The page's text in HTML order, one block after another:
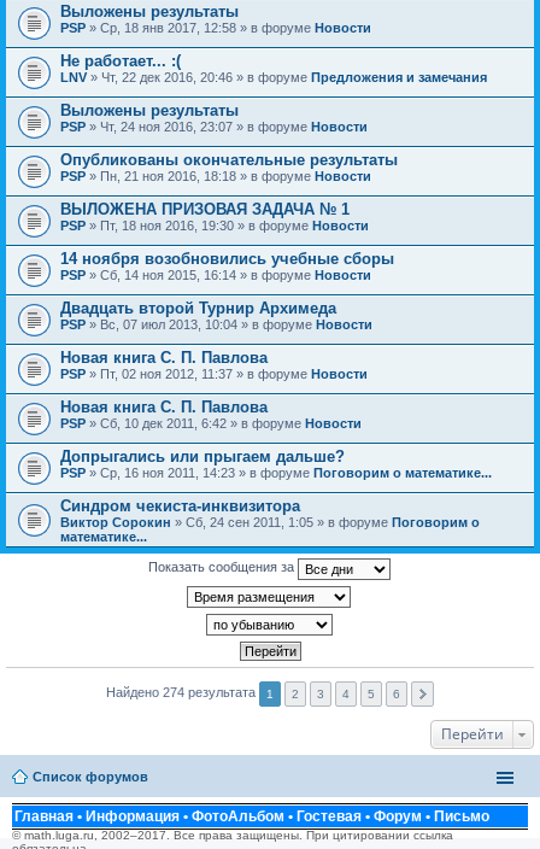
Выложены результаты
PSP » Ср, 18 янв 2017, 12:58 » в форуме Новости
Не работает... :(
LNV » Чт, 22 дек 2016, 20:46 » в форуме Предложения и замечания
Выложены результаты
PSP » Чт, 24 ноя 2016, 23:07 » в форуме Новости
Опубликованы окончательные результаты
PSP » Пн, 21 ноя 2016, 18:18 » в форуме Новости
ВЫЛОЖЕНА ПРИЗОВАЯ ЗАДАЧА № 1
PSP » Пт, 18 ноя 2016, 19:30 » в форуме Новости
14 ноября возобновились учебные сборы
PSP » Сб, 14 ноя 2015, 16:14 » в форуме Новости
Двадцать второй Турнир Архимеда
PSP » Вс, 07 июл 2013, 10:04 » в форуме Новости
Новая книга С. П. Павлова
PSP » Пт, 02 ноя 2012, 11:37 » в форуме Новости
Новая книга С. П. Павлова
PSP » Сб, 10 дек 2011, 6:42 » в форуме Новости
Допрыгались или прыгаем дальше?
PSP » Ср, 16 ноя 2011, 14:23 » в форуме Поговорим о математике...
Синдром чекиста-инквизитора
Виктор Сорокин » Сб, 24 сен 2011, 1:05 » в форуме Поговорим о
математике...
Показать сообщения за
Найдено 274 результата 1 2 3 4 5 6
Перейти
Список форумов
Главная • Информация • ФотоАльбом • Гостевая • Форум • Письмо
© math.luga.ru, 2002–2017. Все права защищены. При цитировании ссылка